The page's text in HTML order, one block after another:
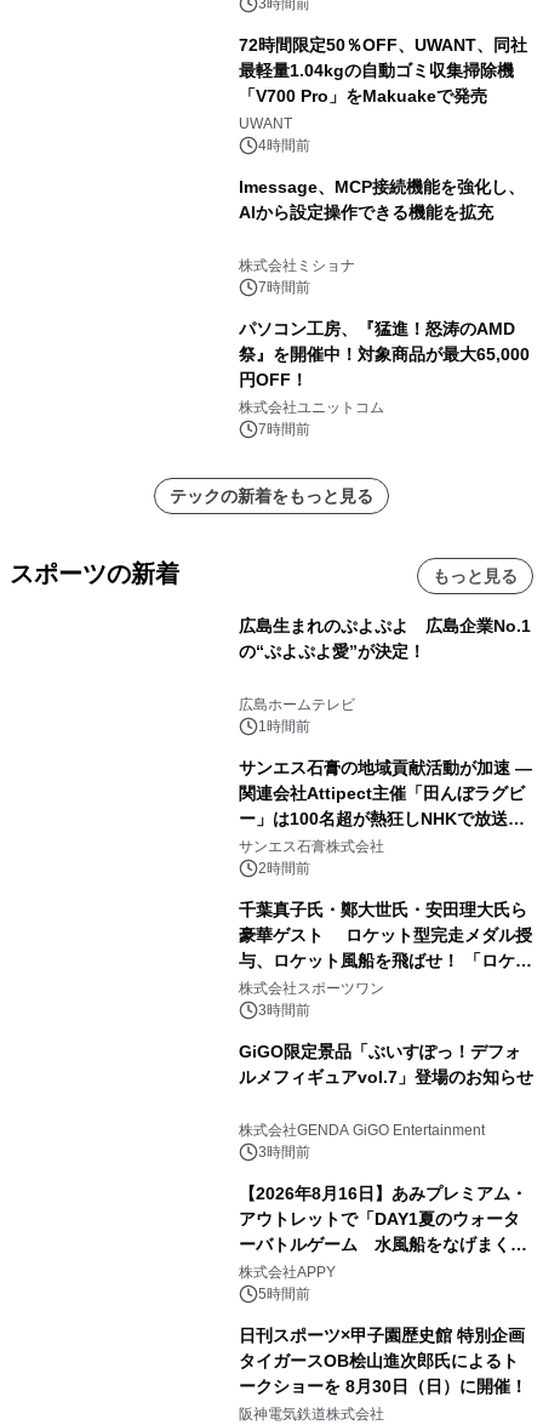
3時間前
72時間限定50％OFF、UWANT、同社
最軽量1.04kgの自動ゴミ収集掃除機
「V700 Pro」をMakuakeで発売
UWANT
4時間前
lmessage、MCP接続機能を強化し、
AIから設定操作できる機能を拡充
株式会社ミショナ
7時間前
パソコン工房、『猛進！怒涛のAMD
祭』を開催中！対象商品が最大65,000
円OFF！
株式会社ユニットコム
7時間前
テックの新着をもっと見る
スポーツの新着 もっと見る
広島生まれのぷよぷよ 広島企業No.1
の“ぷよぷよ愛”が決定！
広島ホームテレビ
1時間前
サンエス石膏の地域貢献活動が加速 ―
関連会社Attipect主催「田んぼラグビ
ー」は100名超が熱狂しNHKで放送さ
れました。
サンエス石膏株式会社
2時間前
千葉真子氏・鄭大世氏・安田理大氏ら
豪華ゲスト ロケット型完走メダル授
与、ロケット風船を飛ばせ！ 「ロケッ
トマラソン2026」開催
株式会社スポーツワン
3時間前
GiGO限定景品「ぶいすぽっ！デフォ
ルメフィギュアvol.7」登場のお知らせ
株式会社GENDA GiGO Entertainment
3時間前
【2026年8月16日】あみプレミアム・
アウトレットで「DAY1夏のウォータ
ーバトルゲーム 水風船をなげまくろ
う！」を開催
株式会社APPY
5時間前
日刊スポーツ×甲子園歴史館 特別企画
タイガースOB桧山進次郎氏によるト
ークショーを 8月30日（日）に開催！
阪神電気鉄道株式会社